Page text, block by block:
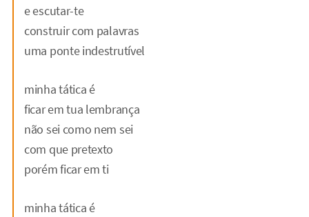
e escutar-te
construir com palavras
uma ponte indestrutível
minha tática é
ficar em tua lembrança
não sei como nem sei
com que pretexto
porém ficar em ti
minha tática é